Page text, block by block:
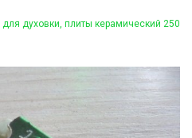
духовки, плиты керамический 250